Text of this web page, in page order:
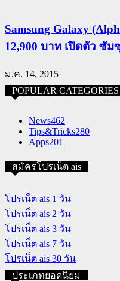
Samsung Galaxy
12,900 บาท เปิดตัว ซัม
ม.ค. 14, 2015
POPULAR CATEGORIES
News462
Tips&Tricks280
Apps201
สมัครโปรเน็ต ais
โปรเน็ต ais 1 วัน
โปรเน็ต ais 2 วัน
โปรเน็ต ais 3 วัน
โปรเน็ต ais 7 วัน
โปรเน็ต ais 30 วัน
ประเภทยอดนิยม